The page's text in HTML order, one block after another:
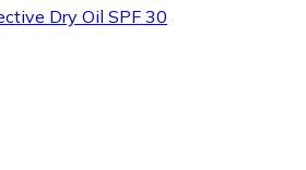
Dry Oil SPF 30